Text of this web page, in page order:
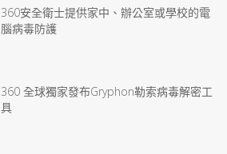
360安全衛士提供家中、辦公室或學校的電
腦病毒防護
360 全球獨家發布Gryphon勒索病毒解密工
具